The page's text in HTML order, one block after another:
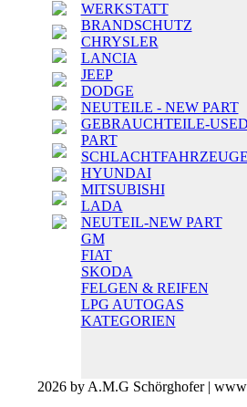
WERKSTATT
BRANDSCHUTZ
CHRYSLER
LANCIA
JEEP
DODGE
NEUTEILE - NEW PART
GEBRAUCHTEILE-USED
PART
SCHLACHTFAHRZEUGE
HYUNDAI
MITSUBISHI
LADA
NEUTEIL-NEW PART
GM
FIAT
SKODA
FELGEN & REIFEN
LPG AUTOGAS
KATEGORIEN
2026 by A.M.G Schörghofer |